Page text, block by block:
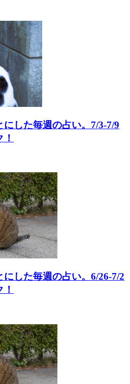
した毎週の占い。7/3-7/9
した毎週の占い。6/26-7/2